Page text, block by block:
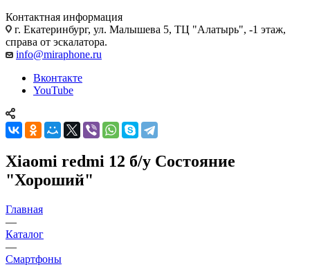
Контактная информация
г. Екатеринбург, ул. Малышева 5, ТЦ "Алатырь", -1 этаж,
справа от эскалатора.
info@miraphone.ru
Вконтакте
YouTube
Xiaomi redmi 12 б/у Состояние
"Хороший"
Главная
—
Каталог
—
Смартфоны